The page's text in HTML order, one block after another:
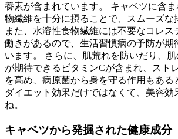
養素が含まれています。 キャベツに含
物繊維を十分に摂ることで、スムーズな
また、水溶性食物繊維には不要なコレス
働きがあるので、生活習慣病の予防が期
います。 さらに、肌荒れを防いだり、
が期待できるビタミンCが含まれ、スト
を高め、病原菌から身を守る作用もある
ダイエット効果だけではなくて、美容効
ね。
キャベツから発掘された健康成分